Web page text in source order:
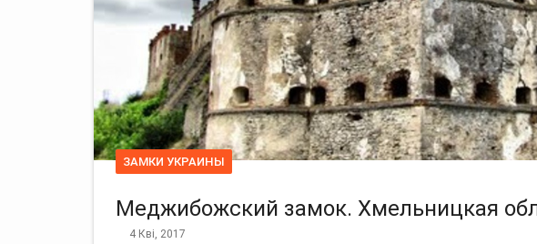
ЗАМКИ УКРАИНЫ
Меджибожский замок. Хмельницкая
4 Кві, 2017